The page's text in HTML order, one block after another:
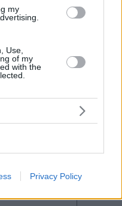
my
Use,
of my
with the
Privacy Policy
#
fields are marked*